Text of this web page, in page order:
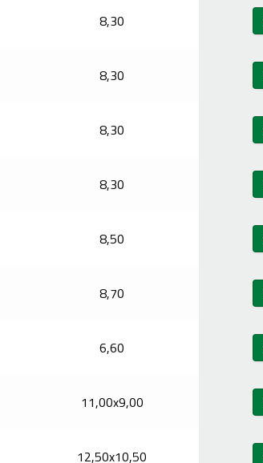
8,30
8,30
8,30
8,30
8,50
8,70
6,60
11,00x9,00
12,50x10,50